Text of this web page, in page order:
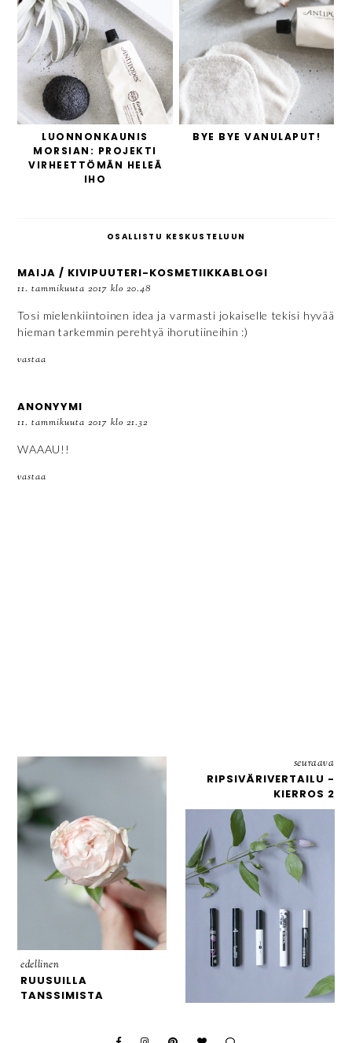
LUONNONKAUNIS
MORSIAN: PROJEKTI
VIRHEETTÖMÄN HELEÄ
IHO
BYE BYE VANULAPUT!
OSALLISTU KESKUSTELUUN
MAIJA / KIVIPUUTERI-KOSMETIIKKABLOGI
11. tammikuuta 2017 klo 20.48
Tosi mielenkiintoinen idea ja varmasti jokaiselle tekisi hyvää
hieman tarkemmin perehtyä ihorutiineihin :)
vastaa
ANONYYMI
11. tammikuuta 2017 klo 21.32
WAAAU!!
vastaa
edellinen
RUUSUILLA
TANSSIMISTA
seuraava
RIPSIVÄRIVERTAILU -
KIERROS 2